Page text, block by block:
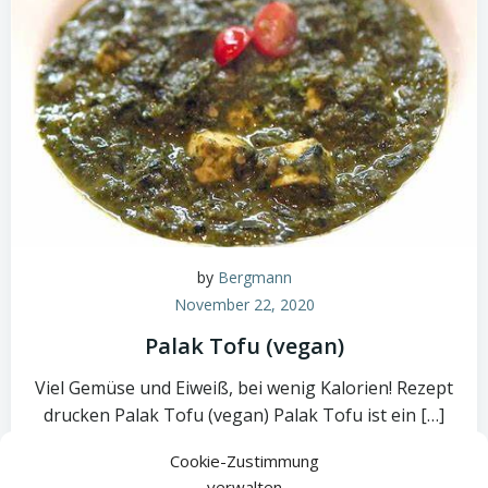
Cookie-Zustimmung
by Bergmann
November 22, 2020
Palak Tofu (vegan)
Viel Gemüse und Eiweiß, bei wenig Kalorien! Rezept
drucken Palak Tofu (vegan) Palak Tofu ist ein […]